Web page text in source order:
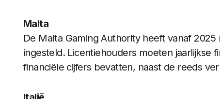
Malta
De Malta Gaming Authority heeft vanaf
ingesteld. Licentiehouders moeten jaarlijkse
financiële cijfers bevatten, naast de reeds